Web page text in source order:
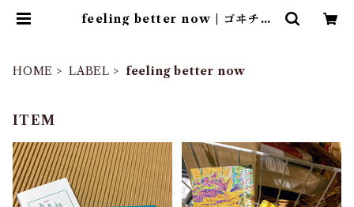
feeling better now | ゴヰチカ
HOME LABEL feeling better now
ITEM